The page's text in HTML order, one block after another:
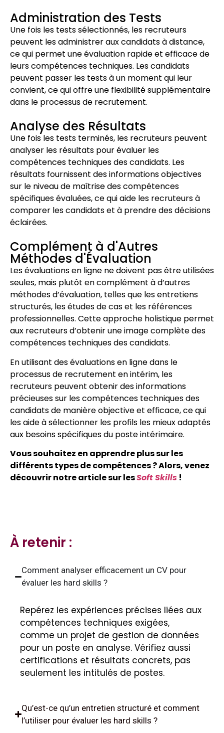
Administration des Tests
Une fois les tests sélectionnés, les recruteurs
peuvent les administrer aux candidats à distance,
ce qui permet une évaluation rapide et efficace de
leurs compétences techniques. Les candidats
peuvent passer les tests à un moment qui leur
convient, ce qui offre une flexibilité supplémentaire
dans le processus de recrutement.
Analyse des Résultats
Une fois les tests terminés, les recruteurs peuvent
analyser les résultats pour évaluer les
compétences techniques des candidats. Les
résultats fournissent des informations objectives
sur le niveau de maîtrise des compétences
spécifiques évaluées, ce qui aide les recruteurs à
comparer les candidats et à prendre des décisions
éclairées.
Complément à d'Autres
Méthodes d'Évaluation
Les évaluations en ligne ne doivent pas être utilisées
seules, mais plutôt en complément à d’autres
méthodes d’évaluation, telles que les entretiens
structurés, les études de cas et les références
professionnelles. Cette approche holistique permet
aux recruteurs d’obtenir une image complète des
compétences techniques des candidats.
En utilisant des évaluations en ligne dans le
processus de recrutement en intérim, les
recruteurs peuvent obtenir des informations
précieuses sur les compétences techniques des
candidats de manière objective et efficace, ce qui
les aide à sélectionner les profils les mieux adaptés
aux besoins spécifiques du poste intérimaire.
Vous souhaitez en apprendre plus sur les
différents types de compétences ? Alors, venez
découvrir notre article sur lesSoft Skills !
À retenir :
Comment analyser efficacement un CV pour
évaluer les hard skills ?
Repérez les expériences précises liées aux
compétences techniques exigées,
comme un projet de gestion de données
pour un poste en analyse. Vérifiez aussi
certifications et résultats concrets, pas
seulement les intitulés de postes.
Qu’est-ce qu’un entretien structuré et comment
l’utiliser pour évaluer les hard skills ?